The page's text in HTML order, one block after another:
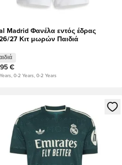
Madrid Φανέλα εντός έδρας
27 Κιτ μωρών Παιδιά
€
0-2 Years, 0-2 Years
ένα Modal για να συνδεθείτε ή